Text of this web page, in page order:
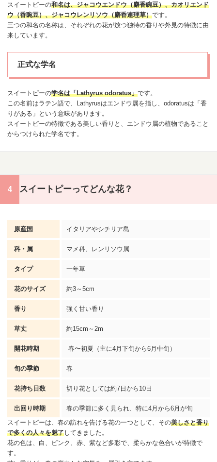
スイートピーの和名は、ジャコウエンドウ（麝香豌豆）、カオリエンド
ウ（香豌豆）、ジャコウレンリソウ（麝香連理草）です。
三つの和名の名称は、それぞれの花が放つ独特の香りや外見の特徴に由
来しています。
正式な学名
スイートピーの学名は「Lathyrus odoratus」です。
この名前はラテン語で、Lathyrusはエンドウ属を指し、odoratusは「香
りがある」という意味があります。
スイートピーの特徴である美しい香りと、エンドウ属の植物であること
からつけられた学名です。
スイートピーってどんな花？
原産国 イタリアやシチリア島
科・属 マメ科、レンリソウ属
タイプ 一年草
花のサイズ 約3～5cm
香り 強く甘い香り
草丈 約15cm～2m
開花時期 春〜初夏（主に4月下旬から6月中旬）
旬の季節 春
花持ち日数 切り花としては約7日から10日
出回り時期
春の季節に多く見られ、特に4月から6月が旬
スイートピーは、春の訪れを告げる花の一つとして、その美しさと香り
で多くの人々を魅了してきました。
花の色は、白、ピンク、赤、紫など多彩で、柔らかな色合いが特徴で
す。